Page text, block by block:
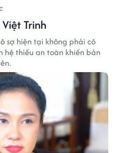
Trinh
sợ hiện tại không phải cô
hệ thiếu an toàn khiến bản